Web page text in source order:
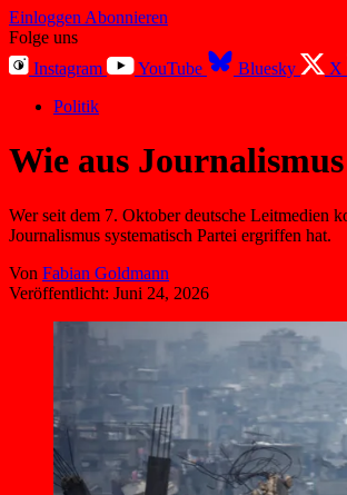
Einloggen Abonnieren
Folge uns
Instagram
YouTube Bluesky X
Politik
Wie aus
Wer seit dem 7. Oktober deutsche Leitmedien
Journalismus systematisch Partei ergriffen hat.
Von Fabian Goldmann
Veröffentlicht: Juni 24, 2026